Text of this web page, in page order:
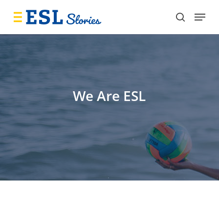
search
Menu
We Are ESL